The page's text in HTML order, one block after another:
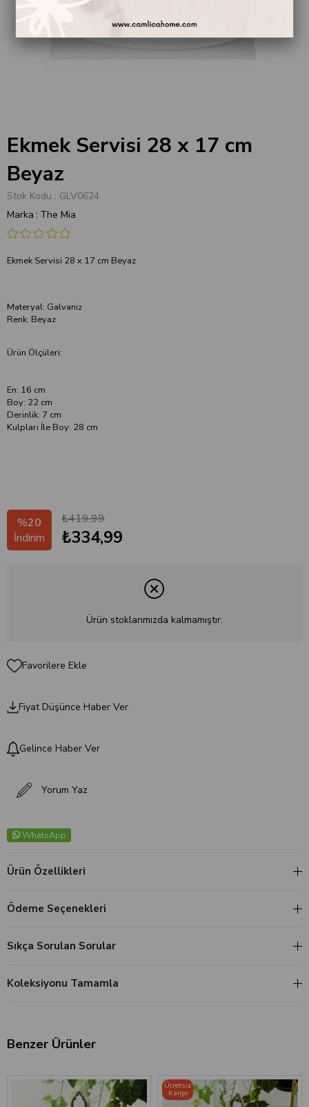
Ekmek Servisi 28 x 17 cm
Beyaz
Stok Kodu
GLV0624
Marka : The Mia
Ekmek Servisi 28 x 17 cm Beyaz
Materyal: Galvaniz
Renk: Beyaz
Ürün Ölçüleri:
En: 16 cm
Boy: 22 cm
Derinlik: 7 cm
Kulpları İle Boy: 28 cm
%20
İndirim
₺419,99
₺334,99
Ürün stoklarımızda kalmamıştır.
Favorilere Ekle
Fiyat Düşünce Haber Ver
Gelince Haber Ver
Yorum Yaz
WhatsApp
Ürün Özellikleri
Ödeme Seçenekleri
Sıkça Sorulan Sorular
Koleksiyonu Tamamla
Benzer Ürünler
Ücretsiz
Kargo